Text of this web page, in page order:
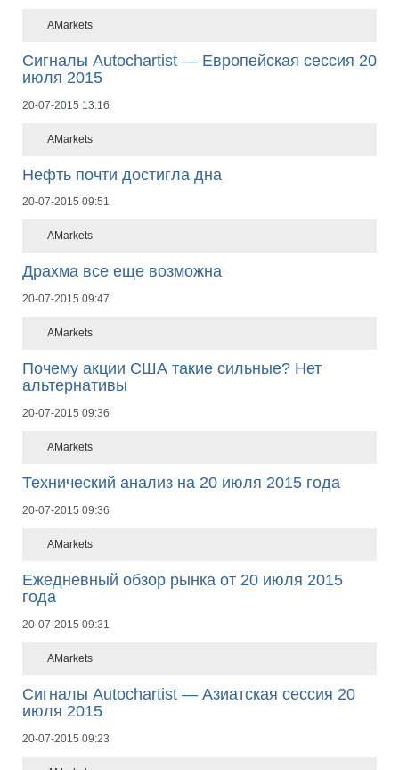
AMarkets
Сигналы Autochartist — Европейская сессия 20
июля 2015
20-07-2015 13:16
AMarkets
Нефть почти достигла дна
20-07-2015 09:51
AMarkets
Драхма все еще возможна
20-07-2015 09:47
AMarkets
Почему акции США такие сильные? Нет
альтернативы
20-07-2015 09:36
AMarkets
Технический анализ на 20 июля 2015 года
20-07-2015 09:36
AMarkets
Ежедневный обзор рынка от 20 июля 2015
года
20-07-2015 09:31
AMarkets
Сигналы Autochartist — Азиатская сессия 20
июля 2015
20-07-2015 09:23